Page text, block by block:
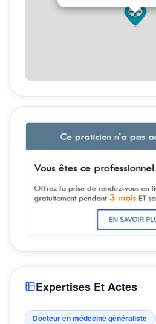
Expertises Et Actes
Docteur en médecine généraliste